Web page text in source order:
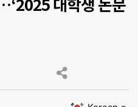
대학생 논문